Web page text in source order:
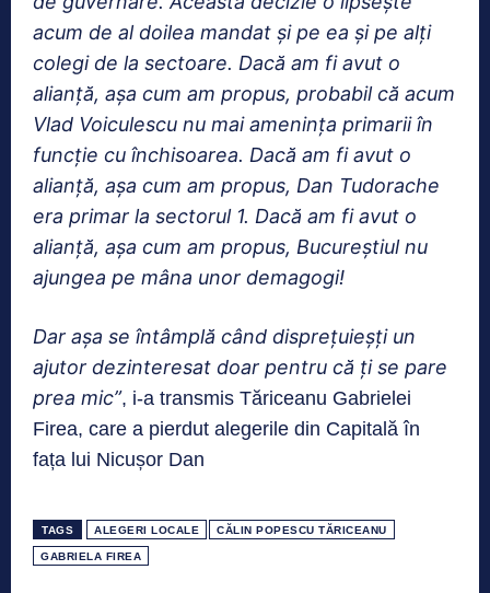
acum de al doilea mandat și pe ea și pe alți
colegi de la sectoare. Dacă am fi avut o
alianţă, așa cum am propus, probabil că acum
Vlad Voiculescu nu mai amenința primarii în
funcție cu închisoarea. Dacă am fi avut o
alianță, așa cum am propus, Dan Tudorache
era primar la sectorul 1. Dacă am fi avut o
alianță, așa cum am propus, Bucureștiul nu
ajungea pe mâna unor demagogi!
Dar așa se întâmplă când disprețuieșți un
ajutor dezinteresat doar pentru că ți se pare
prea mic”, i-a transmis Tăriceanu Gabrielei
Firea, care a pierdut alegerile din Capitală în
fața lui Nicușor Dan
TAGS ALEGERI LOCALE CĂLIN POPESCU TĂRICEANU
GABRIELA FIREA